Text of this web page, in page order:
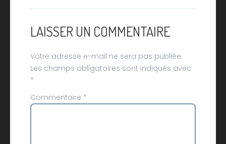
LAISSER UN COMMENTAIRE
Votre adresse e-mail ne sera pas publiée.
Les champs obligatoires sont indiqués avec
*
Commentaire *